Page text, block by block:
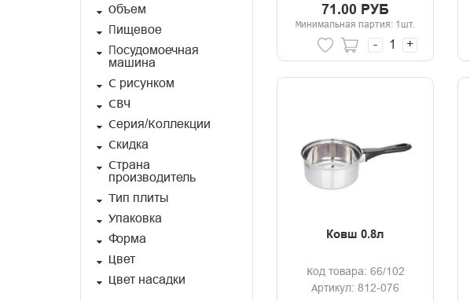
Объем
Пищевое
Посудомоечная
машина
С рисунком
СВЧ
Серия/Коллекции
Скидка
Страна
производитель
Тип плиты
Упаковка
Форма
Цвет
Цвет насадки
71.00 РУБ
Минимальная партия: 1шт.
- +
Ковш 0.8л
Код товара: 66/102
Артикул: 812-076